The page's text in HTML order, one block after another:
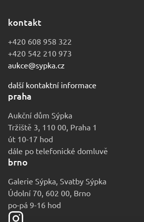
kontakt
+420 608 958 322
+420 542 210 973
aukce@sypka.cz
další kontaktní informace
praha
Aukční dům Sýpka
Tržiště 3, 110 00, Praha 1
út 10-17 hod
dále po telefonické domluvě
brno
Galerie Sýpka, Svatby Sýpka
Údolní 70, 602 00, Brno
po-pá 9-16 hod